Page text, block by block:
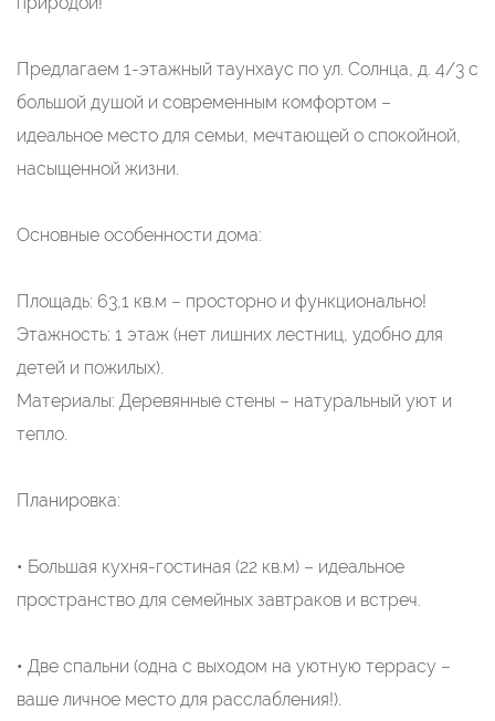
Предлагаем 1-этажный таунхаус по ул. Солнца, д. 4/3 с
большой душой и современным комфортом –
идеальное место для семьи, мечтающей о спокойной,
насыщенной жизни.
Основные особенности дома:
Площадь: 63,1 кв.м – просторно и функционально!
Этажность: 1 этаж (нет лишних лестниц, удобно для
детей и пожилых).
Материалы: Деревянные стены – натуральный уют и
тепло.
Планировка:
• Большая кухня-гостиная (22 кв.м) – идеальное
пространство для семейных завтраков и встреч.
• Две спальни (одна с выходом на уютную террасу –
ваше личное место для расслабления!).